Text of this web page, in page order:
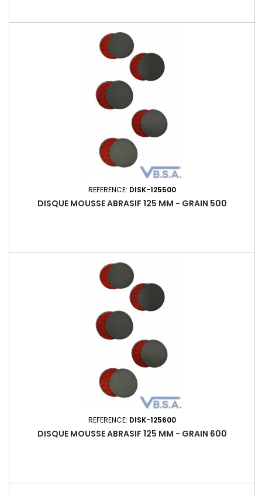
REFERENCE: DISK-125500
DISQUE MOUSSE ABRASIF 125 MM - GRAIN 500
REFERENCE: DISK-125600
DISQUE MOUSSE ABRASIF 125 MM - GRAIN 600